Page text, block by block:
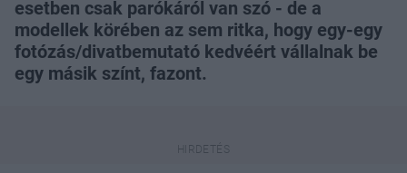
esetben csak parókáról van szó - de a
modellek körében az sem ritka, hogy egy-egy
fotózás/divatbemutató kedvéért vállalnak be
egy másik színt, fazont.